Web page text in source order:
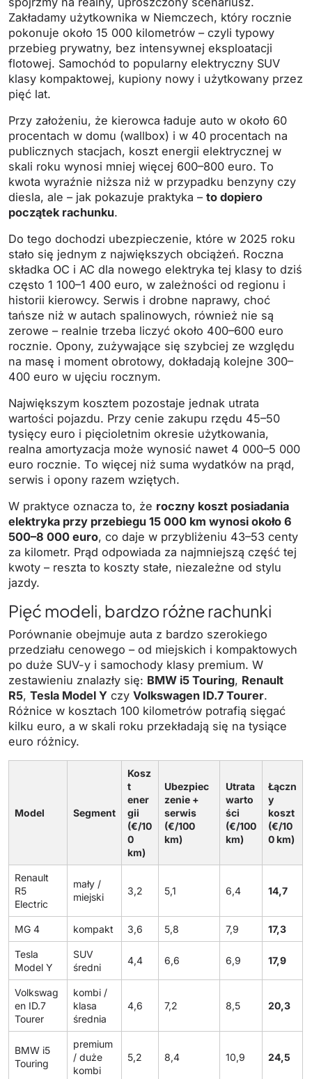
Zakładamy użytkownika w Niemczech, który rocznie
pokonuje około 15 000 kilometrów – czyli typowy
przebieg prywatny, bez intensywnej eksploatacji
flotowej. Samochód to popularny elektryczny SUV
klasy kompaktowej, kupiony nowy i użytkowany przez
pięć lat.
Przy założeniu, że kierowca ładuje auto w około 60
procentach w domu (wallbox) i w 40 procentach na
publicznych stacjach, koszt energii elektrycznej w
skali roku wynosi mniej więcej 600–800 euro. To
kwota wyraźnie niższa niż w przypadku benzyny czy
diesla, ale – jak pokazuje praktyka – to dopiero
początek rachunku.
Do tego dochodzi ubezpieczenie, które w 2025 roku
stało się jednym z największych obciążeń. Roczna
składka OC i AC dla nowego elektryka tej klasy to dziś
często 1 100–1 400 euro, w zależności od regionu i
historii kierowcy. Serwis i drobne naprawy, choć
tańsze niż w autach spalinowych, również nie są
zerowe – realnie trzeba liczyć około 400–600 euro
rocznie. Opony, zużywające się szybciej ze względu
na masę i moment obrotowy, dokładają kolejne 300–
400 euro w ujęciu rocznym.
Największym kosztem pozostaje jednak utrata
wartości pojazdu. Przy cenie zakupu rzędu 45–50
tysięcy euro i pięcioletnim okresie użytkowania,
realna amortyzacja może wynosić nawet 4 000–5 000
euro rocznie. To więcej niż suma wydatków na prąd,
serwis i opony razem wziętych.
W praktyce oznacza to, że roczny koszt posiadania
elektryka przy przebiegu 15 000 km wynosi około 6
500–8 000 euro, co daje w przybliżeniu 43–53 centy
za kilometr. Prąd odpowiada za najmniejszą część tej
kwoty – reszta to koszty stałe, niezależne od stylu
jazdy.
Pięć modeli, bardzo różne rachunki
Porównanie obejmuje auta z bardzo szerokiego
przedziału cenowego – od miejskich i kompaktowych
po duże SUV-y i samochody klasy premium. W
zestawieniu znalazły się: BMW i5 Touring, Renault
R5, Tesla Model Y czy Volkswagen ID.7 Tourer.
Różnice w kosztach 100 kilometrów potrafią sięgać
kilku euro, a w skali roku przekładają się na tysiące
euro różnicy.
Model Segment
Kosz
t
ener
gii
(€/10
0
km)
Ubezpiec
zenie +
serwis
(€/100
km)
Utrata
warto
ści
(€/100
km)
Łączn
y
koszt
(€/10
0 km)
Renault
R5
Electric
mały /
miejski
3,2 5,1 6,4 14,7
MG 4 kompakt 3,6 5,8 7,9 17,3
Tesla
Model Y
SUV
średni
4,4 6,6 6,9 17,9
Volkswag
en ID.7
Tourer
kombi /
klasa
średnia
4,6 7,2 8,5 20,3
BMW i5
Touring
premium
/ duże
kombi
5,2 8,4 10,9 24,5